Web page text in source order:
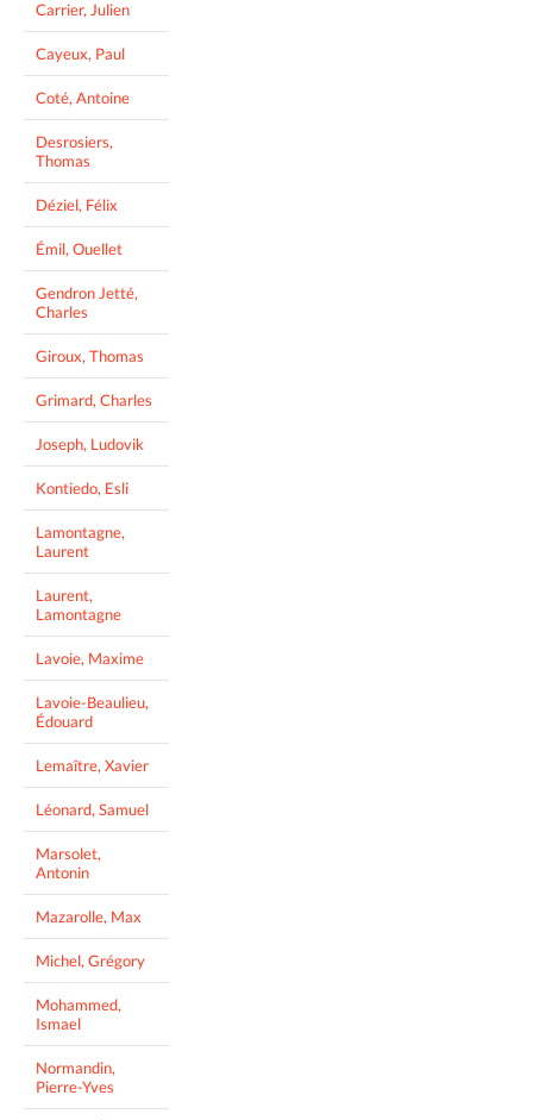
Carrier, Julien
Cayeux, Paul
Coté, Antoine
Desrosiers,
Thomas
Déziel, Félix
Émil, Ouellet
Gendron Jetté,
Charles
Giroux, Thomas
Grimard, Charles
Joseph, Ludovik
Kontiedo, Esli
Lamontagne,
Laurent
Laurent,
Lamontagne
Lavoie, Maxime
Lavoie-Beaulieu,
Édouard
Lemaître, Xavier
Léonard, Samuel
Marsolet,
Antonin
Mazarolle, Max
Michel, Grégory
Mohammed,
Ismael
Normandin,
Pierre-Yves